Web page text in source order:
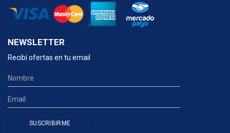
NEWSLETTER
Recibí ofertas en tu email